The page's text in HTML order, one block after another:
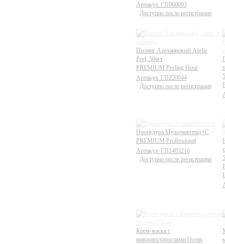
Артикул: ГП060093
Доступно после регистрации
Пилинг Азелаиновый Azelic
Peel, 50мл
PREMIUM Peeling Hour
Артикул: ГП220044
Доступно после регистрации
Процедура Мультипептид+С
PREMIUM Professional
Артикул: ГП1403216
Доступно после регистрации
Крем-маска с
микроводорослями Ocean